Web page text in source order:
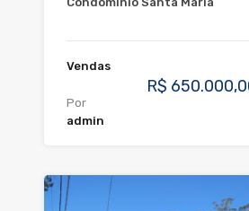
Vendas
R$
Por
admin